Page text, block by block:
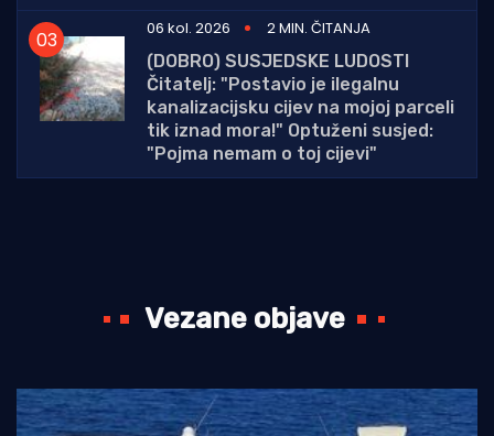
06 kol. 2026
2 MIN. ČITANJA
(DOBRO) SUSJEDSKE LUDOSTI
Čitatelj: "Postavio je ilegalnu
kanalizacijsku cijev na mojoj parceli
tik iznad mora!" Optuženi susjed:
"Pojma nemam o toj cijevi"
Vezane objave